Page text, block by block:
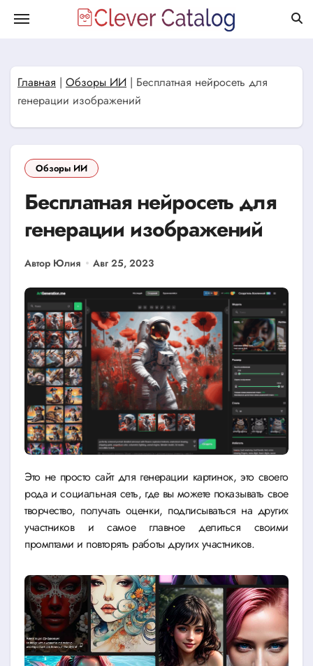
Главная | Обзоры ИИ | Бесплатная нейросеть для
генерации изображений
Обзоры ИИ
Бесплатная нейросеть для
генерации изображений
Автор Юлия Авг 25, 2023
Это не просто сайт для генерации картинок, это своего
рода и социальная сеть, где вы можете показывать свое
творчество, получать оценки, подписываться на других
участников и самое главное делиться своими
промптами и повторять работы других участников.